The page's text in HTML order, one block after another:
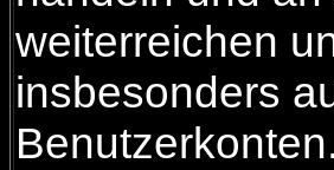
weiterreichen
insbesonders
Benutzerkonten.